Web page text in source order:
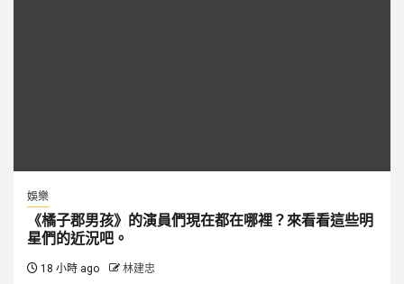
娛樂
《橘子郡男孩》的演員們現在都在哪裡？來看看這些明
星們的近況吧。
18 小時 ago 林建忠